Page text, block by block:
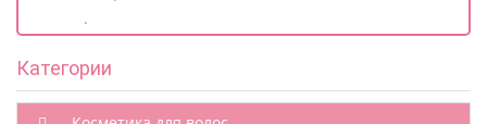
.
Категории